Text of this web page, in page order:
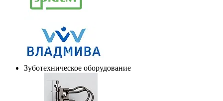
Зуботехническое оборудование